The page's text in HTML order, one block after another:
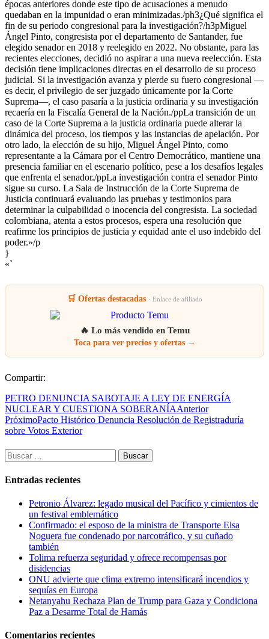
épocas anteriores donde este tipo de acusaciones a menudo
quedaban en la impunidad o eran minimizadas./ph3¿Qué significa el
fin de su periodo congresional para la investigación?/h3pMiguel
Ángel Pinto, congresista por el departamento de Santander, fue
elegido senador en 2018 y reelegido en 2022. No obstante, para las
recientes elecciones, decidió no aspirar a una nueva reelección. Esta
decisión tiene implicaciones directas en el desarrollo de su proceso
judicial. Si la investigación avanza y pierde su fuero congresional —
es decir, el privilegio de ser juzgado únicamente por la Corte
Suprema—, el caso pasaría a la justicia ordinaria y su investigación
recaería en la Fiscalía General de la Nación./ppLa transición de un
caso de la Corte Suprema a la justicia ordinaria puede alterar la
dinámica del proceso, los tiempos y las instancias de apelación. Por
otro lado, la elección de su hijo, Miguel Ángel Pinto, como
representante a la Cámara por el Centro Democrático, mantiene una
presencia familiar en el escenario político, pese a los desafíos legales
que enfrenta el senador./ppLa investigación contra el senador Pinto
sigue su curso. La Sala de Instrucción de la Corte Suprema de
Justicia continuará evaluando las pruebas y testimonios para
determinar la culpabilidad o inocencia del congresista. La sociedad
colombiana, atenta a estos procesos, espera una resolución que
reafirme los principios de justicia y equidad ante el uso indebido del
poder.»/p
}
«`
🛒 Ofertas destacadas · Enlace de afiliado
🔥 Lo más vendido en Temu
Toca para ver precios y ofertas →
Compartir:
PETRO DENUNCIA SABOTAJE A LEY DE ENERGÍA
NUCLEAR Y CUESTIONA SOBERANÍAAnterior
PróximoPacto Histórico Denuncia Resolución de Registraduría
sobre Votos Exterior
Buscar:
Entradas recientes
Petronio Álvarez: legado musical del Pacífico y cimientos de
un festival emblemático
Confirmado: el esposo de la ministra de Transporte Elsa
Noguera fue condenado por narcotráfico, y su cuñado
también
Tolima refuerza seguridad y ofrece recompensas por
disidencias
ONU advierte que clima extremo intensificará incendios y
sequías en Europa
Netanyahu Rechaza Plan de Trump para Gaza y Condiciona
Paz a Desarme Total de Hamás
Comentarios recientes